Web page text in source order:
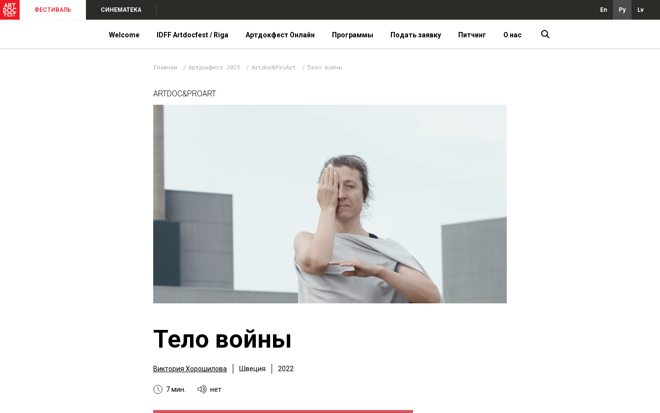
ФЕСТИВАЛЬ СИНЕМАТЕКА En Ру Lv
Welcome IDFF Artdocfest / Riga Артдокфест Онлайн Программы Подать заявку Питчинг О нас
Главная Артдокфест 2023 Artdoc&ProArt Тело войны
ARTDOC&PROART
Тело войны
Виктория Хорошилова Швеция 2022
7 мин. нет